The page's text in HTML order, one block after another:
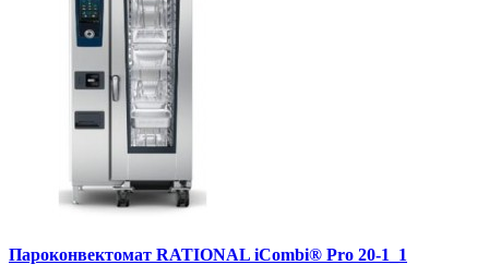
Пароконвектомат RATIONAL iCombi® Pro 20-1_1